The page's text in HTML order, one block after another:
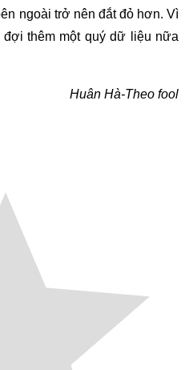
ngoài trở nên đắt đỏ hơn. Vì
thêm một quý dữ liệu nữa
Huân Hà-Theo fool